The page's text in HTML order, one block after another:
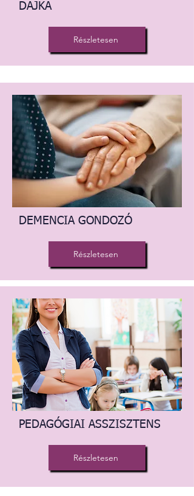
DAJKA
Részletesen
DEMENCIA GONDOZÓ
Részletesen
PEDAGÓGIAI ASSZISZTENS
Részletesen